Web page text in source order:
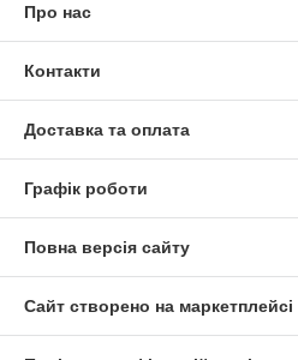
Про нас
Контакти
Доставка та оплата
Графік роботи
Повна версія сайту
Сайт створено на маркетплейсі